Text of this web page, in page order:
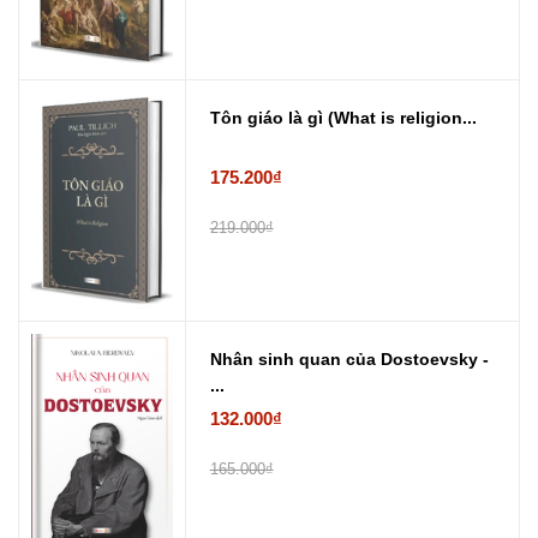
Tôn giáo là gì (What is religion...
175.200₫
219.000₫
Nhân sinh quan của Dostoevsky -
...
132.000₫
165.000₫